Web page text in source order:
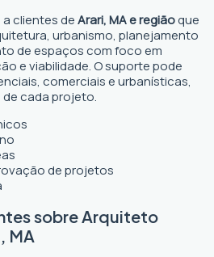
clientes deArari, MA e regiãoque
urbanismo, planejamento
de espaços com foco em
e viabilidade. O suporte pode
comerciais e urbanísticas,
cada projeto.
de projetos
sobre Arquiteto
MA